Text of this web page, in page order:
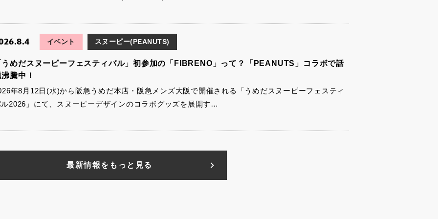
イベント スヌーピー(PEANUTS)
うめだスヌーピーフェスティバル」初参加の「FIBRENO」って？「PEANUTS」コラボで話
騰中！
年8月12日(水)から阪急うめだ本店・阪急メンズ大阪で開催される「うめだスヌーピーフェスティ
2026」にて、スヌーピーデザインのコラボグッズを展開す…
最新情報をもっと見る